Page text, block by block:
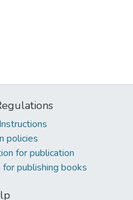
policies
for publication
publishing books